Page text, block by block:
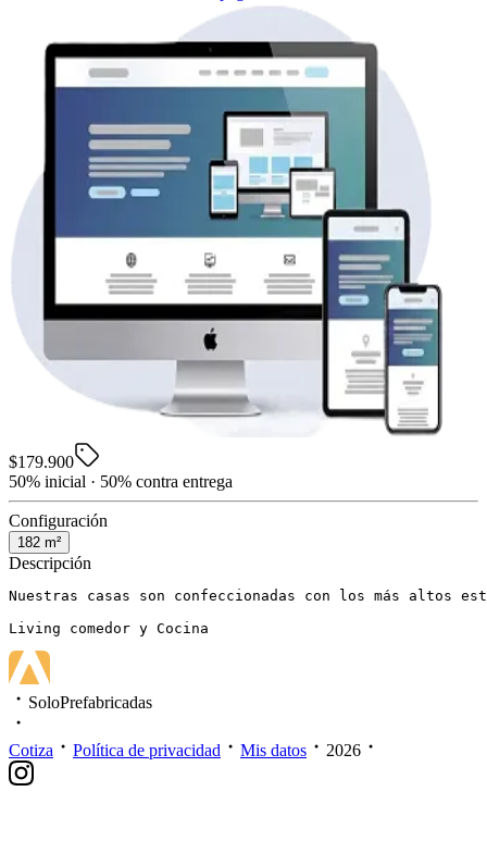
$179.900
50% inicial · 50% contra entrega
Configuración
182 m²
Descripción
Nuestras casas son confeccionadas con los más altos
Living comedor y Cocina
SoloPrefabricadas
Cotiza Política de privacidad Mis datos 2026